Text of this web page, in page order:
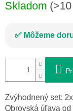
cena:
Skladom
Môžeme
Zvýhodnený set:
Obrovská úľava